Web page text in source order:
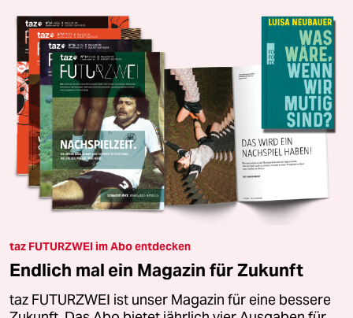
taz FUTURZWEI im Abo entdecken
Endlich mal ein Magazin für Zukunft
taz FUTURZWEI ist unser Magazin für eine bessere